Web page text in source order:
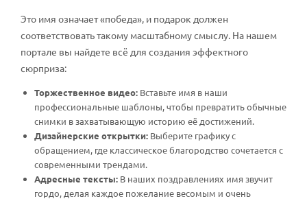
Это имя означает «победа», и подарок должен
соответствовать такому масштабному смыслу. На нашем
портале вы найдете всё для создания эффектного
сюрприза:
Торжественное видео: Вставьте имя в наши
профессиональные шаблоны, чтобы превратить обычные
снимки в захватывающую историю её достижений.
Дизайнерские открытки: Выберите графику с
обращением, где классическое благородство сочетается с
современными трендами.
Адресные тексты: В наших поздравлениях имя звучит
гордо, делая каждое пожелание весомым и очень